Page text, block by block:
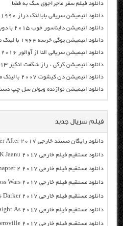
دانلود فیلم سفر ماجراجوی سگ به فضا
دانلود انیمیشن سریالی بابا لنگ دراز ۱۹۹۰ با دوبله فارسی
دانلود انیمیشن دایناسور خوب ۲۰۱۵ با دوبله فارسی
دانلود انیمیشن یوگی خرسه ۱۹۶۴ با لینک مستقیم
دانلود انیمیشن سریالی النا از آوالور ۲۰۱۶ با لینک مستقیم
دانلود انیمیشن گرگی ، راز شگفت انگیز ۲۰۱۳ با لینک مستقیم
دانلود انیمیشن دن کیشوت ۲۰۰۷ با لینک مستقیم
دانلود انیمیشن نوازنده ویولن سل چپ دست ۱۹۸۲ با لینک
فیلم سریال جدید
دانلود رایگان مسنتد خارجی Britney Ever After 2017 با لینک مستقیم
دانلود مستقیم فیلم خارجی OK Jaanu 2017 از سرور سایت
دانلود مستقیم فیلم خارجی John Wick: Chapter 2 2017 از سرور سایت
دانلود مستقیم فیلم خارجی Cross Wars 2017 از سرور سایت
دانلود مستقیم فیلم خارجی Fifty Shades Darker 2017 از سرور سایت
دانلود مستقیم فیلم خارجی From Straight As 2017 از سرور سایت
دانلود مستقیم فیلم خارجی Zeroville 2017 از سرور سایت